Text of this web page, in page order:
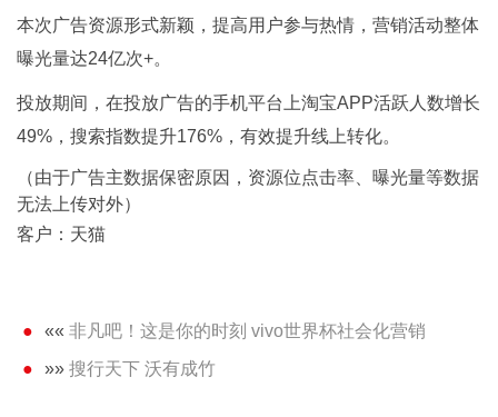
本次广告资源形式新颖，提高用户参与热情，营销活动整体
曝光量达24亿次+。
投放期间，在投放广告的手机平台上淘宝APP活跃人数增长
49%，搜索指数提升176%，有效提升线上转化。
（由于广告主数据保密原因，资源位点击率、曝光量等数据
无法上传对外）
客户：天猫
«« 非凡吧！这是你的时刻 vivo世界杯社会化营销
»» 搜行天下 沃有成竹